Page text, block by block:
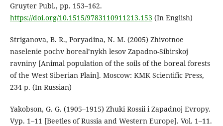
Gruyter Publ., pp. 153–162.
https://doi.org/10.1515/9783110911213.153 (In English)
Striganova, B. R., Poryadina, N. M. (2005) Zhivotnoe
naselenie pochv borealʼnykh lesov Zapadno-Sibirskoj
ravniny [Animal population of the soils of the boreal forests
of the West Siberian Plain]. Moscow: KMK Scientific Press,
234 p. (In Russian)
Yakobson, G. G. (1905–1915) Zhuki Rossii i Zapadnoj Evropy.
Vyp. 1–11 [Beetles of Russia and Western Europe]. Vol. 1–11.